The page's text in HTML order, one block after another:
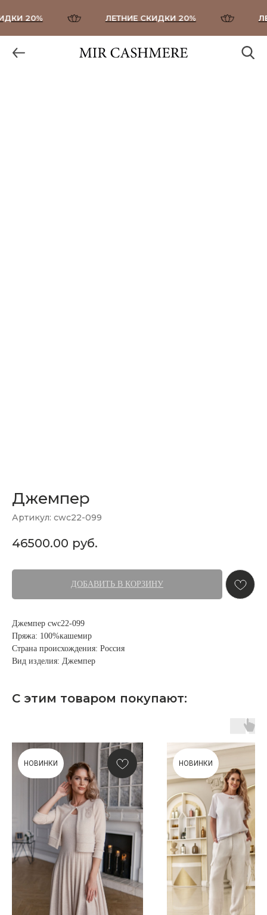
20% ЛЕТНИЕ СКИДКИ 20%
Джемпер
Артикул: cwc22-099
46500.00 руб.
ДОБАВИТЬ В КОРЗИНУ
Джемпер cwc22-099
Пряжа: 100%кашемир
Страна происхождения: Россия
Вид изделия: Джемпер
С этим товаром покупают:
НОВИНКИ НОВИНКИ